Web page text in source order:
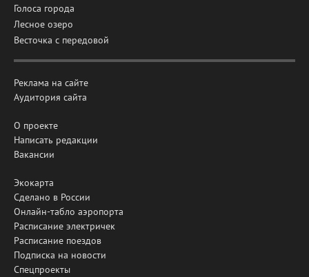
Голоса города
Лесное озеро
Весточка с передовой
Реклама на сайте
Аудитория сайта
О проекте
Написать редакции
Вакансии
Экокарта
Сделано в России
Онлайн-табло аэропорта
Расписание электричек
Расписание поездов
Подписка на новости
Спецпроекты